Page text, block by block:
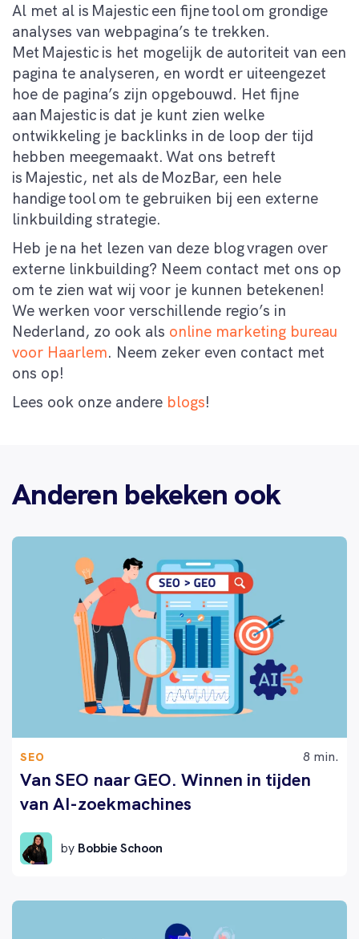
Al met al is Majestic een fijne tool om grondige
analyses van webpagina’s te trekken.
Met Majestic is het mogelijk de autoriteit van een
pagina te analyseren, en wordt er uiteengezet
hoe de pagina’s zijn opgebouwd. Het fijne
aan Majestic is dat je kunt zien welke
ontwikkeling je backlinks in de loop der tijd
hebben meegemaakt. Wat ons betreft
is Majestic, net als de MozBar, een hele
handige tool om te gebruiken bij een externe
linkbuilding strategie.
Heb je na het lezen van deze blog vragen over
externe linkbuilding? Neem contact met ons op
om te zien wat wij voor je kunnen betekenen!
We werken voor verschillende regio’s in
Nederland, zo ook als online marketing bureau
voor Haarlem. Neem zeker even contact met
ons op!
Lees ook onze andere blogs!
Anderen bekeken ook
SEO 8 min.
Van SEO naar GEO. Winnen in tijden
van AI-zoekmachines
by Bobbie Schoon